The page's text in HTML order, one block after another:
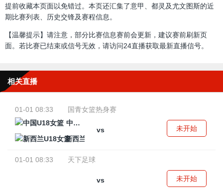
提前收藏本页面以免错过。本页还汇集了意甲、都灵及尤文图斯的近
期比赛列表、历史交锋及赛程信息。
【温馨提示】请注意，部分比赛信息赛前会更新，建议赛前刷新页
面。若比赛已结束或信号无效，请访问24直播获取最新直播信号。
相关直播
01-01 08:33
国青女篮热身赛
中国U18女篮
vs
新西兰U18女篮
未开始
01-01 08:33 天下足球
vs 未开始